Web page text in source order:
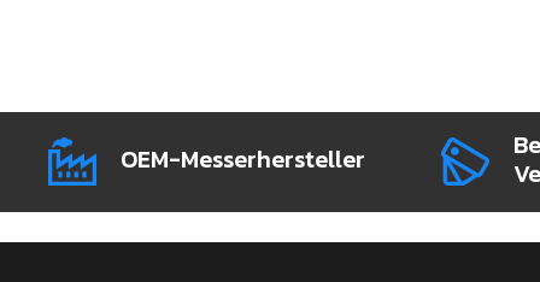
OEM-Messerhersteller